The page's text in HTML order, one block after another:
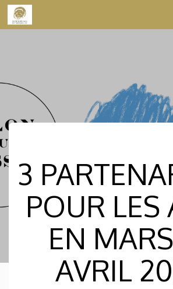
Skip to content
3
POUR LES
EN
AVRIL